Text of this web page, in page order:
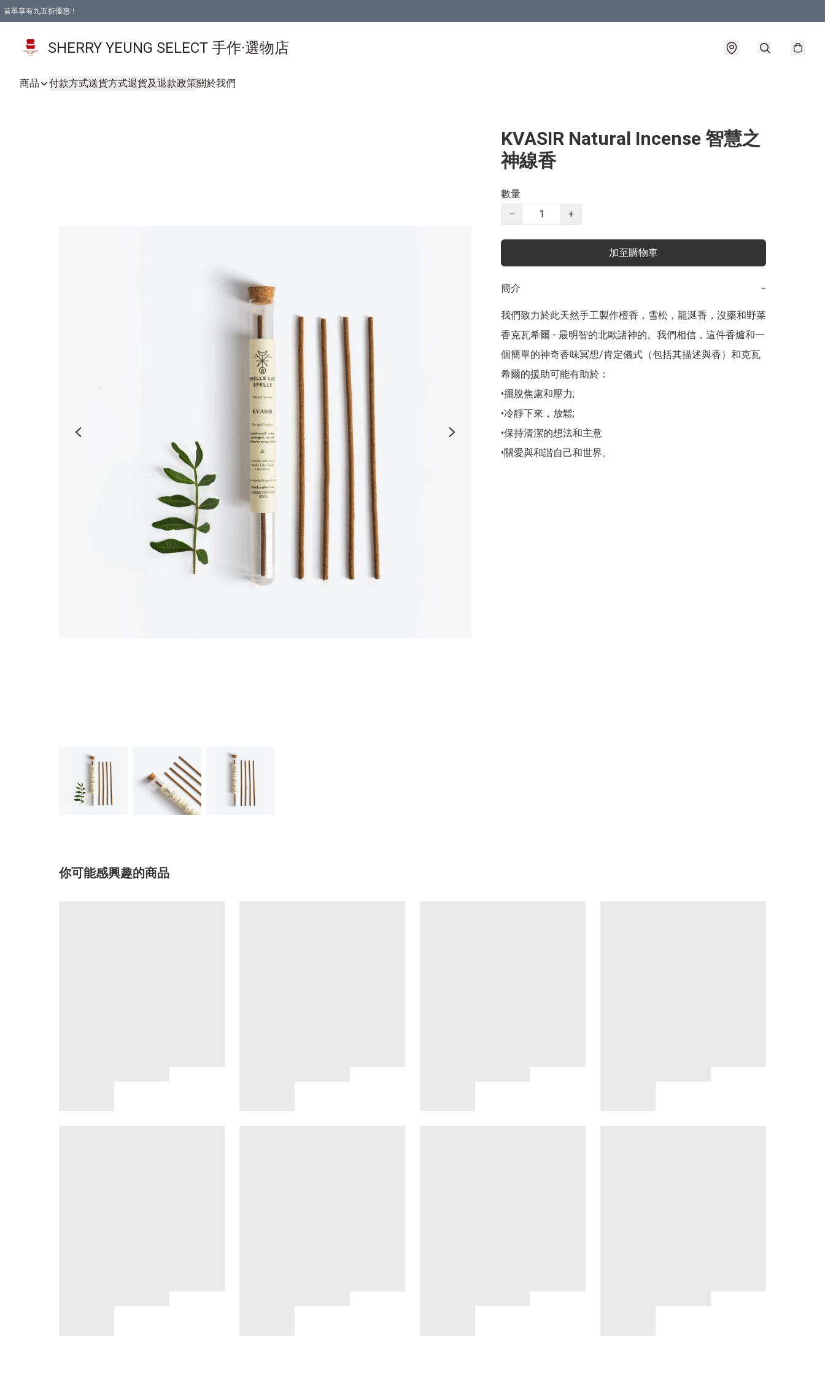
首單享有九五折優惠！
SHERRY YEUNG SELECT 手作·選物店
商品 付款方式送貨方式退貨及退款政策關於我們
KVASIR Natural Incense 智慧之
神線香
數量
−
+
加至購物車
簡介 −
我們致力於此天然手工製作檀香，雪松，龍涎香，沒藥和野菜
香克瓦希爾 - 最明智的北歐諸神的。我們相信，這件香爐和一
個簡單的神奇香味冥想/肯定儀式（包括其描述與香）和克瓦
希爾的援助可能有助於：
•擺脫焦慮和壓力;
•冷靜下來，放鬆;
•保持清潔的想法和主意
你可能感興趣的商品